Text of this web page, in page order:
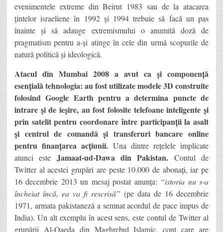
evenimentele extreme din Beirut 1983 sau de la atacarea
țintelor israeliene în 1992 și 1994 trebuie să facă un pas
înainte și să adauge extremismului o anumită doză de
pragmatism pentru a-și atinge în cele din urmă scopurile de
natură politică și ideologică.
Atacul din Mumbai 2008 a avut ca și componență
esențială tehnologia: au fost utilizate modele 3D construite
folosind Google Earth pentru a determina puncte de
intrare și de ieșire, au fost folosite telefoane inteligente și
prin satelit pentru coordonare între participanții la asalt
și centrul de comandă și transferuri bancare online
pentru finanțarea acțiunii. Una dintre rețelele implicate
atunci este Jamaat-ud-Dawa din Pakistan. Contul de
Twitter al acestei grupări are peste 10.000 de abonați, iar pe
16 decembrie 2013 un mesaj postat anunța: “istoria nu s-a
încheiat încă, ea va fi rescrisă” (pe data de 16 decembrie
1971, armata pakistaneză a semnat acordul de pace impus de
India). Un alt exemplu în acest sens, este contul de Twitter al
grupării Al-Qaeda din Maghrebul Islamic, cont care are